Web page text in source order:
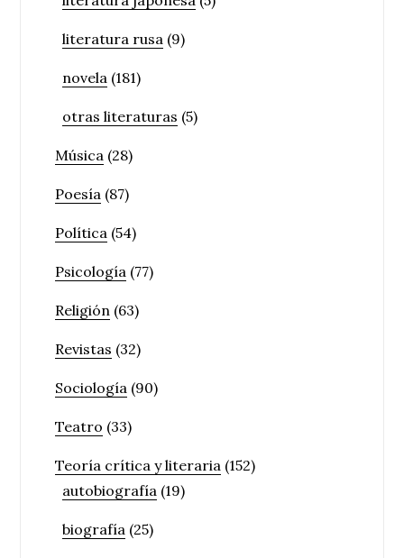
literatura rusa (9)
novela (181)
otras literaturas (5)
Música (28)
Poesía (87)
Política (54)
Psicología (77)
Religión (63)
Revistas (32)
Sociología (90)
Teatro (33)
Teoría crítica y literaria (152)
autobiografía (19)
biografía (25)